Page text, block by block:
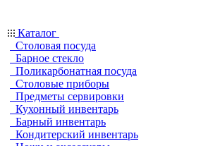
Каталог
Столовая посуда
Барное стекло
Поликарбонатная посуда
Столовые приборы
Предметы сервировки
Кухонный инвентарь
Барный инвентарь
Кондитерский инвентарь